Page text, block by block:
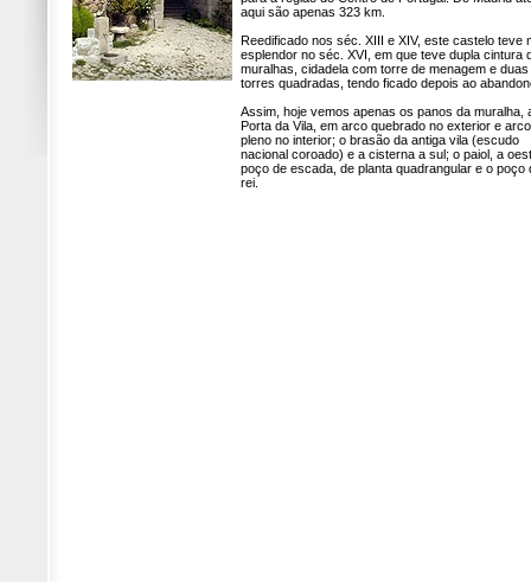
aqui são apenas 323 km.
Reedificado nos séc. XIII e XIV, este castelo teve
esplendor no séc. XVI, em que teve dupla cintura
muralhas, cidadela com torre de menagem e duas
torres quadradas, tendo ficado depois ao
Assim, hoje vemos apenas os panos da muralha,
Porta da Vila, em arco quebrado no exterior e arco
pleno no interior; o brasão da antiga vila (escudo
nacional coroado) e a cisterna a sul; o paiol, a
poço de escada, de planta quadrangular e o poço
rei.